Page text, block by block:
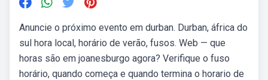
Anuncie o próximo evento em durban. Durban, áfrica do
sul hora local, horário de verão, fusos. Web — que
horas são em joanesburgo agora? Verifique o fuso
horário, quando começa e quando termina o horario de